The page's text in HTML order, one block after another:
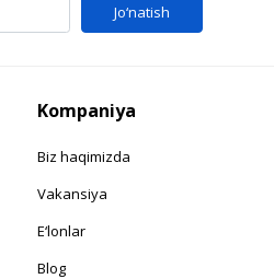
Jo‘natish
Kompaniya
Biz haqimizda
Vakansiya
E‘lonlar
Blog